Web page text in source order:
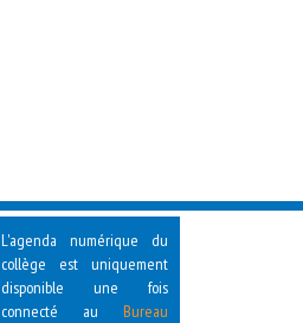
L'agenda numérique du
collège est uniquement
disponible une fois
connecté au Bureau